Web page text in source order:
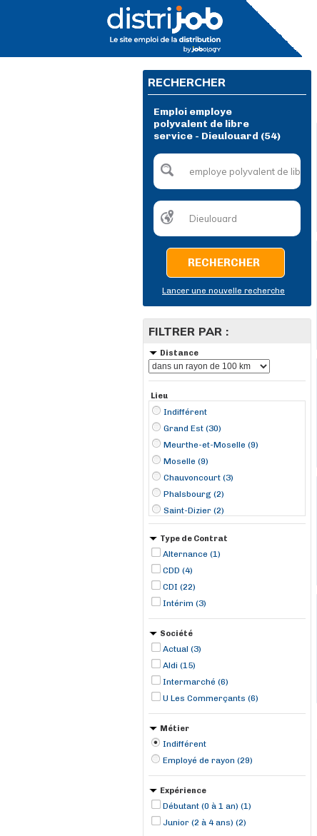
RECHERCHER
Emploi employe
polyvalent de libre
service - Dieulouard (54)
RECHERCHER
Lancer une nouvelle recherche
FILTRER PAR :
Distance
Lieu
Indifférent
Grand Est (30)
Meurthe-et-Moselle (9)
Moselle (9)
Chauvoncourt (3)
Phalsbourg (2)
Saint-Dizier (2)
Ting (2)
Aumetz (1)
Bologne (1)
Boulay-Moselle (1)
Briey (1)
Dieue-sur-Meuse (1)
Type de Contrat
Alternance (1)
CDD (4)
CDI (22)
Intérim (3)
Société
Actual (3)
Aldi (15)
Intermarché (6)
U Les Commerçants (6)
Métier
Indifférent
Employé de rayon (29)
Expérience
Débutant (0 à 1 an) (1)
Junior (2 à 4 ans) (2)